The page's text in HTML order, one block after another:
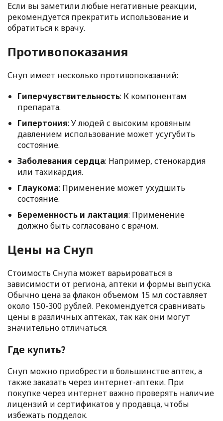
Если вы заметили любые негативные реакции,
рекомендуется прекратить использование и
обратиться к врачу.
Противопоказания
Снуп имеет несколько противопоказаний:
Гиперчувствительность: К компонентам
препарата.
Гипертония: У людей с высоким кровяным
давлением использование может усугубить
состояние.
Заболевания сердца: Например, стенокардия
или тахикардия.
Глаукома: Применение может ухудшить
состояние.
Беременность и лактация: Применение
должно быть согласовано с врачом.
Цены на Снуп
Стоимость Снупа может варьироваться в
зависимости от региона, аптеки и формы выпуска.
Обычно цена за флакон объемом 15 мл составляет
около 150-300 рублей. Рекомендуется сравнивать
цены в различных аптеках, так как они могут
значительно отличаться.
Где купить?
Снуп можно приобрести в большинстве аптек, а
также заказать через интернет-аптеки. При
покупке через интернет важно проверять наличие
лицензий и сертификатов у продавца, чтобы
избежать подделок.